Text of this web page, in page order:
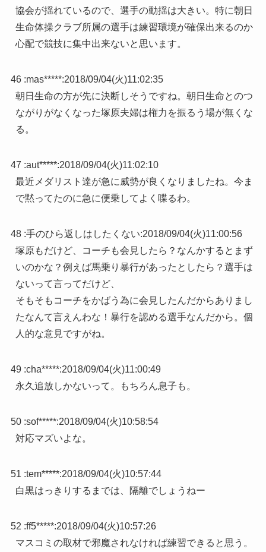
協会が揺れているので、選手の動揺は大きい。特に朝日
生命体操クラブ所属の選手は練習環境が確保出来るのか
心配で競技に集中出来ないと思います。
46 :mas*****:2018/09/04(火)11:02:35
朝日生命の方が先に決断しそうですね。朝日生命とのつ
ながりがなくなった塚原夫婦は権力を振るう場が無くな
る。
47 :aut*****:2018/09/04(火)11:02:10
最近メダリスト達が急に威勢が良くなりましたね。今ま
で黙ってたのに急に便乗してよく喋るわ。
48 :手のひら返しはしたくない:2018/09/04(火)11:00:56
塚原もだけど、コーチも会見したら？なんかするとまず
いのかな？例えば馬乗り暴行があったとしたら？選手は
ないって言ってだけど、
そもそもコーチをかばう為に会見したんだからありまし
たなんて言えんわな！暴行を認める選手なんだから。個
人的な意見ですがね。
49 :cha*****:2018/09/04(火)11:00:49
永久追放しかないって。もちろん息子も。
50 :sof*****:2018/09/04(火)10:58:54
対応マズいよな。
51 :tem*****:2018/09/04(火)10:57:44
白黒はっきりするまでは、隔離でしょうねー
52 :ff5*****:2018/09/04(火)10:57:26
マスコミの取材で邪魔されなければ練習できると思う。